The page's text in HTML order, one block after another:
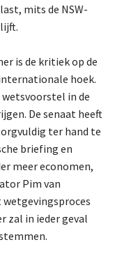
mits de NSW-
is de kritiek op de
hoek.
in de
De senaat heeft
ter hand te
briefing en
meer economen,
Pim van
zal in ieder geval